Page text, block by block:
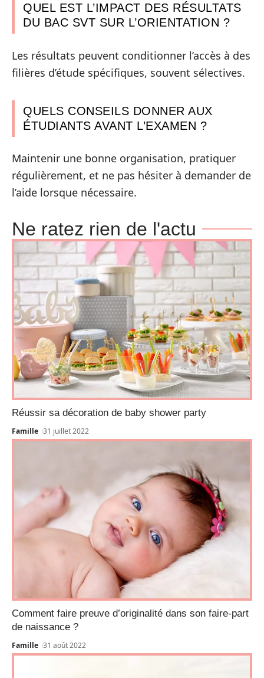
QUEL EST L’IMPACT DES RÉSULTATS
DU BAC SVT SUR L’ORIENTATION ?
Les résultats peuvent conditionner l’accès à des
filières d’étude spécifiques, souvent sélectives.
QUELS CONSEILS DONNER AUX
ÉTUDIANTS AVANT L’EXAMEN ?
Maintenir une bonne organisation, pratiquer
régulièrement, et ne pas hésiter à demander de
l’aide lorsque nécessaire.
Ne ratez rien de l'actu
Réussir sa décoration de baby shower party
Famille 31 juillet 2022
Comment faire preuve d’originalité dans son faire-part
de naissance ?
Famille 31 août 2022